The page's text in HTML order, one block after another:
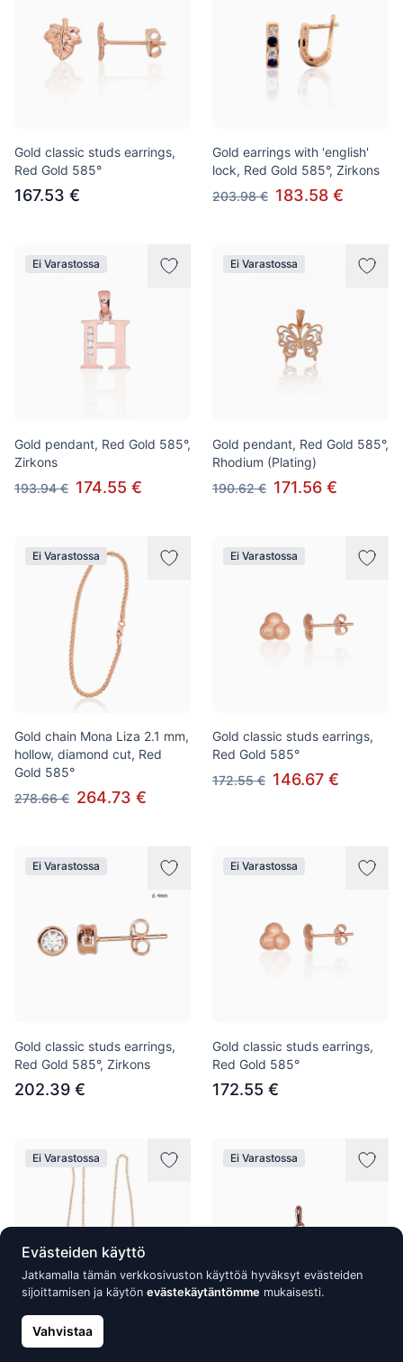
Gold classic studs earrings,
Red Gold 585°
167.53 €
Gold earrings with 'english'
lock, Red Gold 585°, Zirkons
203.98 € 183.58 €
Ei Varastossa
Gold pendant, Red Gold 585°,
Zirkons
193.94 € 174.55 €
Ei Varastossa
Gold pendant, Red Gold 585°,
Rhodium (Plating)
190.62 € 171.56 €
Ei Varastossa
Gold chain Mona Liza 2.1 mm,
hollow, diamond cut, Red
Gold 585°
278.66 € 264.73 €
Ei Varastossa
Gold classic studs earrings,
Red Gold 585°
172.55 € 146.67 €
Ei Varastossa
Gold classic studs earrings,
Red Gold 585°, Zirkons
202.39 €
Ei Varastossa
Gold classic studs earrings,
Red Gold 585°
172.55 €
Ei Varastossa
Gold Earrings, Red Gold 585°,
Ei Varastossa
Evästeiden käyttö
Jatkamalla tämän verkkosivuston käyttöä hyväksyt evästeiden
sijoittamisen ja käytön evästekäytäntömme mukaisesti.
Vahvistaa